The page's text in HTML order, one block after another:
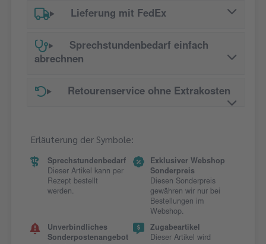
Lieferung mit FedEx
Sprechstundenbedarf einfach
abrechnen
Retourenservice ohne Extrakosten
Erläuterung der Symbole:
Sprechstundenbedarf
Dieser Artikel kann per
Rezept bestellt
werden.
Exklusiver Webshop
Sonderpreis
Diesen Sonderpreis
gewähren wir nur bei
Bestellungen im
Webshop.
Unverbindliches
Sonderpostenangebot
Zugabeartikel
Dieser Artikel wird